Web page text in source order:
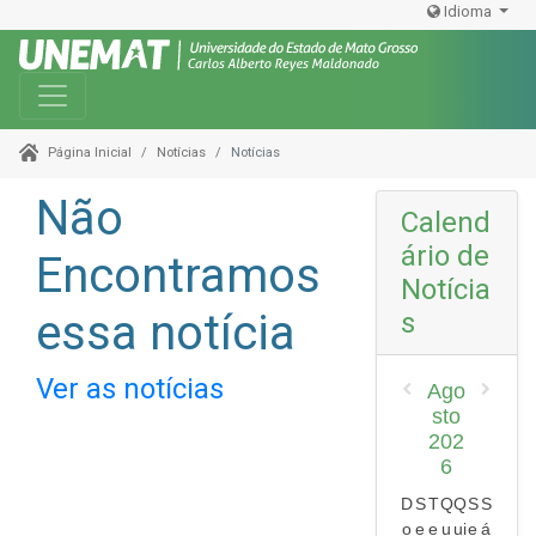
Idioma
Toggle navigation
Página Inicial Notícias Notícias
Não
Encontramos
essa notícia
Ver as notícias
Calend
ário de
Notícia
s
Ago
sto
202
6
D
o
S
e
T
e
Q
u
Q
ui
S
e
S
á